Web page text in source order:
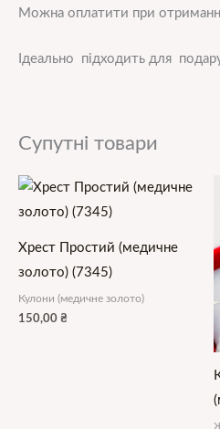
Можна оплатити при
Ідеально підходить для
Супутні товари
Хрест Простий (медичне
золото) (7345)
Кулони (медичне золото)
150,00 ₴